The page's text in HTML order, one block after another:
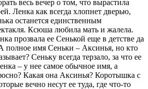
весь вечер о том, что вырастила
Ленка как всегда хлопнет дверью,
останется единственным
Ксюша любила мать и жалела.
прозвала ее Сенькой еще в детстве да
полное имя Сеньки – Аксинья, но кто
Сеньку всегда терзало, за что ее
– у нее самое обычное имя, а
Какая она Аксинья? Коротышка с
вечно несут ее туда, где что-то